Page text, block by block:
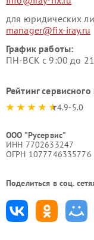
для юридических
manager@fix-iray.ru
График работы:
ПН-ВСК с 9:00 до
Рейтинг
4.9-5.0
ООО "Русервис"
ИНН 7702633247
ОГРН 1077746335776
Поделиться в соц.